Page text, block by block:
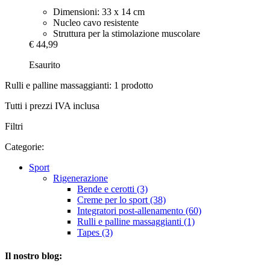
Dimensioni: 33 x 14 cm
Nucleo cavo resistente
Struttura per la stimolazione muscolare
€ 44,99
Esaurito
Rulli e palline massaggianti: 1 prodotto
Tutti i prezzi IVA inclusa
Filtri
Categorie:
Sport
Rigenerazione
Bende e cerotti (3)
Creme per lo sport (38)
Integratori post-allenamento (60)
Rulli e palline massaggianti (1)
Tapes (3)
Il nostro blog: